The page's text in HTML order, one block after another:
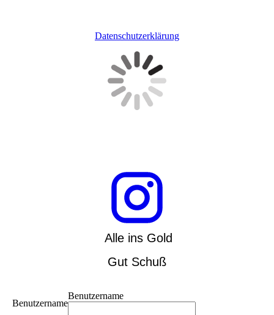
Datenschutzerklärung
Alle ins Gold
Gut Schuß
Benutzername
Benutzername